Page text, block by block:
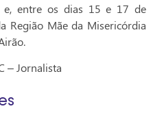
e, entre os dias 15 e 17 de
Região Mãe da Misericórdia
– Jornalista